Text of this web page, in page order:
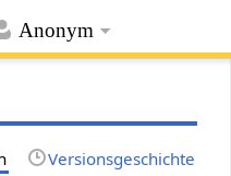
Anonym
Versionsgeschichte